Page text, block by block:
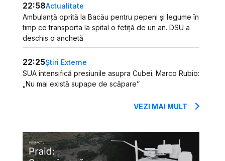
22:58Actualitate
Ambulanță oprită la Bacău pentru pepeni și legume în
timp ce transporta la spital o fetiță de un an. DSU a
deschis o anchetă
22:25Știri Externe
SUA intensifică presiunile asupra Cubei. Marco Rubio:
„Nu mai există supape de scăpare”
VEZI MAI MULT